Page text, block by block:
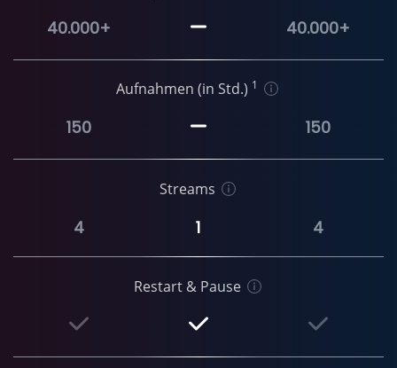
40.000+ 40.000+
Aufnahmen (in Std.) 1
150 150
Streams
4 1 4
Restart & Pause